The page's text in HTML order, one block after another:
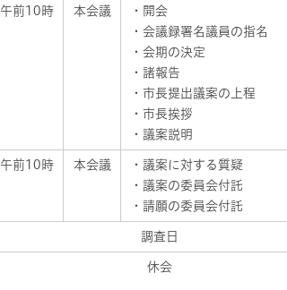
午前10時 本会議
・開会
・会議録署名議員の指名
・会期の決定
・諸報告
・市長提出議案の上程
・市長挨拶
・議案説明
午前10時 本会議
・議案に対する質疑
・議案の委員会付託
・請願の委員会付託
調査日
休会